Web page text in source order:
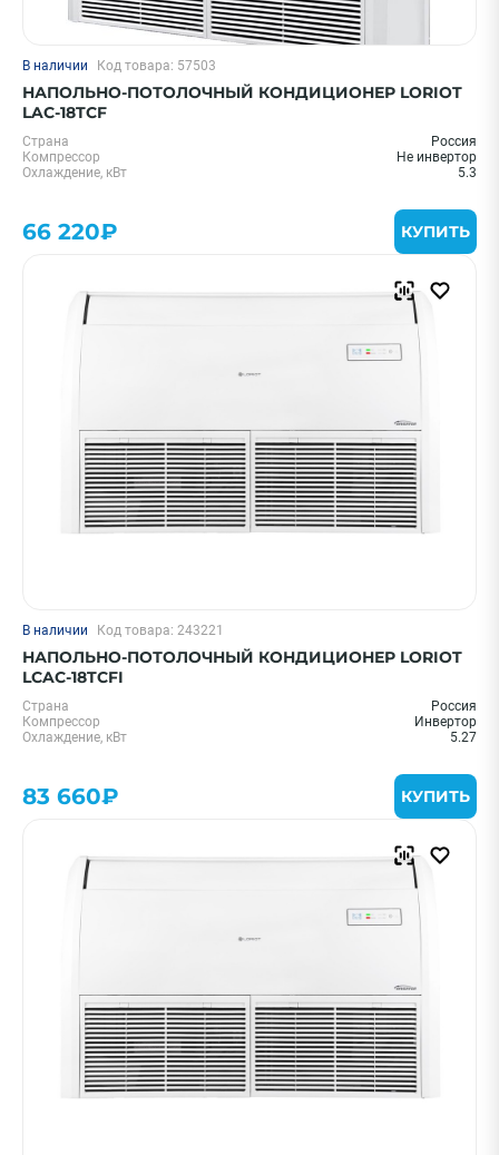
В наличии Код товара: 57503
НАПОЛЬНО-ПОТОЛОЧНЫЙ КОНДИЦИОНЕР LORIOT
LAC-18TCF
Страна
Россия
Компрессор
Не инвертор
Охлаждение, кВт
5.3
66 220₽ КУПИТЬ
В наличии Код товара: 243221
НАПОЛЬНО-ПОТОЛОЧНЫЙ КОНДИЦИОНЕР LORIOT
LCAC-18TCFI
Страна
Россия
Компрессор
Инвертор
Охлаждение, кВт
5.27
83 660₽ КУПИТЬ